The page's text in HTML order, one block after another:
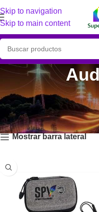
Skip to navigation
Skip to main content
Inicio Protección
Audifonos
Mostrando el único
Mostrar barra lateral